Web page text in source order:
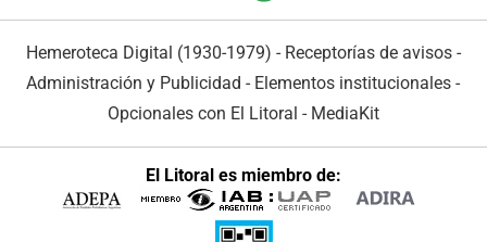
Hemeroteca Digital (1930-1979) - Receptorías de avisos -
Administración y Publicidad - Elementos institucionales -
Opcionales con El Litoral - MediaKit
El Litoral es miembro de: